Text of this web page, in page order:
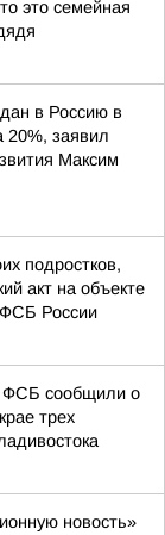
это семейная
в Россию в
20%, заявил
Максим
подростков,
акт на объекте
России
ФСБ сообщили о
трех
новость»